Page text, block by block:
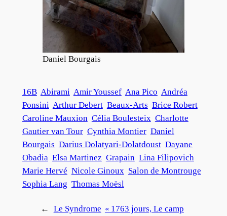
Daniel Bourgais
16B Abirami Amir Youssef Ana Pico Andréa
Ponsini Arthur Debert Beaux-Arts Brice Robert
Caroline Mauxion Célia Boulesteix Charlotte
Gautier van Tour Cynthia Montier Daniel
Bourgais Darius Dolatyari-Dolatdoust Dayane
Obadia Elsa Martinez Grapain Lina Filipovich
Marie Hervé Nicole Ginoux Salon de Montrouge
Sophia Lang Thomas Moësl
←
Le Syndrome « 1763 jours, Le camp